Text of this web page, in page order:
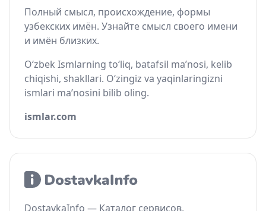
Полный смысл, происхождение, формы
узбекских имён. Узнайте смысл своего имени
и имён близких.
O‘zbek Ismlarning to‘liq, batafsil ma’nosi, kelib
chiqishi, shakllari. O‘zingiz va yaqinlaringizni
ismlari ma’nosini bilib oling.
ismlar.com
DostavkaInfo — Каталог сервисов,